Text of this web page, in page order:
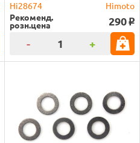
Hi28674
Himoto
Рекоменд.
розн.цена 290 o
- +